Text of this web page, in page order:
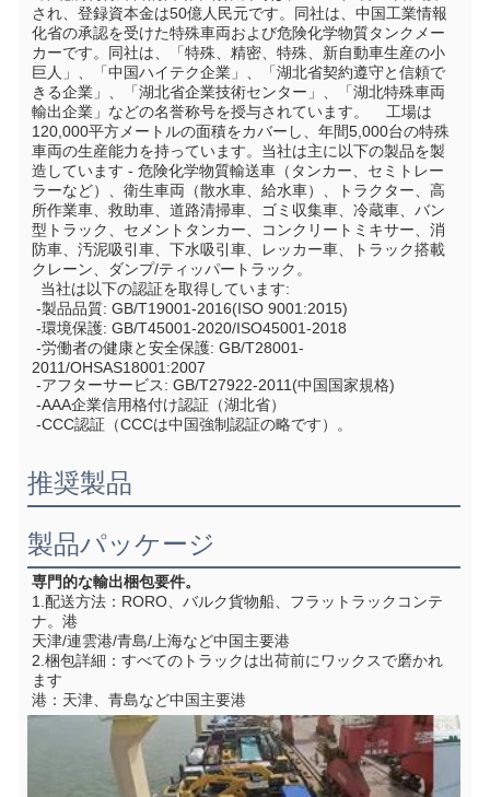
され、登録資本金は50億人民元です。同社は、中国工業情報
化省の承認を受けた特殊車両および危険化学物質タンクメー
カーです。同社は、「特殊、精密、特殊、新自動車生産の小
巨人」、「中国ハイテク企業」、「湖北省契約遵守と信頼で
きる企業」、「湖北省企業技術センター」、「湖北特殊車両
輸出企業」などの名誉称号を授与されています。    工場は
120,000平方メートルの面積をカバーし、年間5,000台の特殊
車両の生産能力を持っています。当社は主に以下の製品を製
造しています - 危険化学物質輸送車（タンカー、セミトレー
ラーなど）、衛生車両（散水車、給水車）、トラクター、高
所作業車、救助車、道路清掃車、ゴミ収集車、冷蔵車、バン
型トラック、セメントタンカー、コンクリートミキサー、消
防車、汚泥吸引車、下水吸引車、レッカー車、トラック搭載
クレーン、ダンプ/ティッパートラック。
  当社は以下の認証を取得しています:
-製品品質: GB/T19001-2016(ISO 9001:2015)
-環境保護: GB/T45001-2020/ISO45001-2018
2011/OHSAS18001:2007
-アフターサービス: GB/T27922-2011(中国国家規格)
-AAA企業信用格付け認証（湖北省）
-CCC認証（CCCは中国強制認証の略です）。
推奨製品
製品パッケージ
専門的な輸出梱包要件。
1.配送方法：RORO、バルク貨物船、フラットラックコンテ
ナ。港
天津/連雲港/青島/上海など中国主要港
2.梱包詳細：すべてのトラックは出荷前にワックスで磨かれ
ます
港：天津、青島など中国主要港